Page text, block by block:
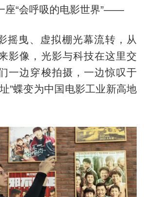
座“会呼吸的电影世界”——
摇曳、虚拟棚光幕流转，从
影像，光影与科技在这里交
一边穿梭拍摄，一边惊叹于
”蝶变为中国电影工业新高地